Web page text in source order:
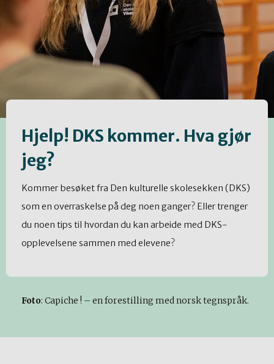
Hjelp! DKS kommer. Hva gjør
jeg?
Kommer besøket fra Den kulturelle skolesekken (DKS)
som en overraskelse på deg noen ganger? Eller trenger
du noen tips til hvordan du kan arbeide med DKS-
opplevelsene sammen med elevene?
Foto: Capiche ! – en forestilling med norsk tegnspråk.